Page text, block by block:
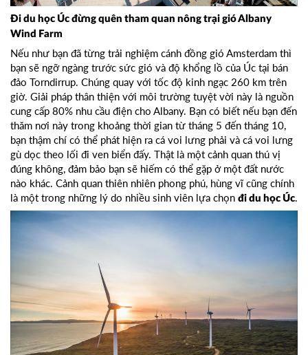
Đi du học Úc đừng quên tham quan nông trại gió Albany
Wind Farm
Nếu như bạn đã từng trải nghiệm cánh đồng gió Amsterdam thì
bạn sẽ ngỡ ngàng trước sức gió và độ khổng lồ của Úc tại bán
đảo Torndirrup. Chúng quay với tốc độ kinh ngạc 260 km trên
giờ. Giải pháp thân thiện với môi trường tuyệt vời này là nguồn
cung cấp 80% nhu cầu điện cho Albany. Bạn có biết nếu bạn đến
thăm nơi này trong khoảng thời gian từ tháng 5 đến tháng 10,
bạn thậm chí có thể phát hiện ra cá voi lưng phải và cá voi lưng
gù dọc theo lối đi ven biển đấy. Thật là một cảnh quan thú vị
đúng không, đảm bảo bạn sẽ hiếm có thể gặp ở một đất nước
nào khác. Cảnh quan thiên nhiên phong phú, hùng vĩ cũng chính
là một trong những lý do nhiều sinh viên lựa chọn đi du học Úc.